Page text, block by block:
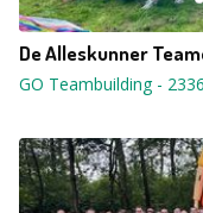
De Alleskunner
GO Teambuilding-